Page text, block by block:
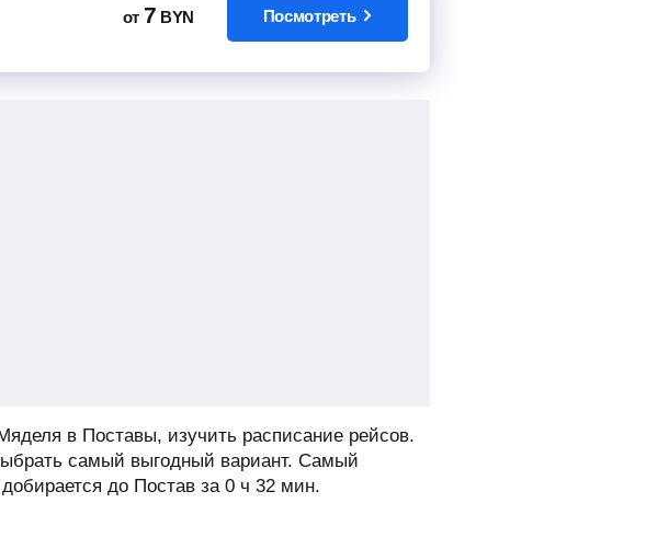
от 7 BYN Посмотреть
в Поставы, изучить расписание рейсов.
самый выгодный вариант. Самый
до Постав за 0 ч 32 мин.